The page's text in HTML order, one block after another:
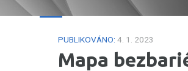
PUBLIKOVÁNO: 4. 1. 2023
Mapa